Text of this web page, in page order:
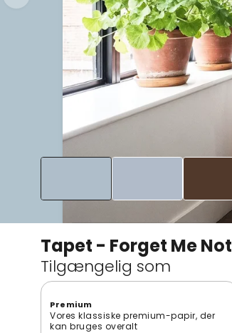
Tapet - Forget Me Not
Tilgængelig som
Premium
Vores klassiske premium-papir, der
kan bruges overalt